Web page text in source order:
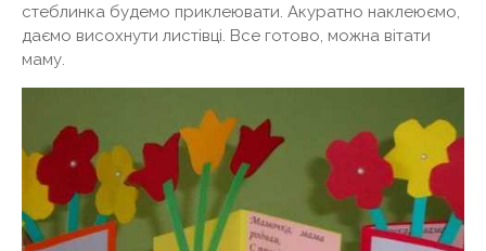
стеблинка будемо приклеювати. Акуратно наклеюємо,
даємо висохнути листівці. Все готово, можна вітати
маму.